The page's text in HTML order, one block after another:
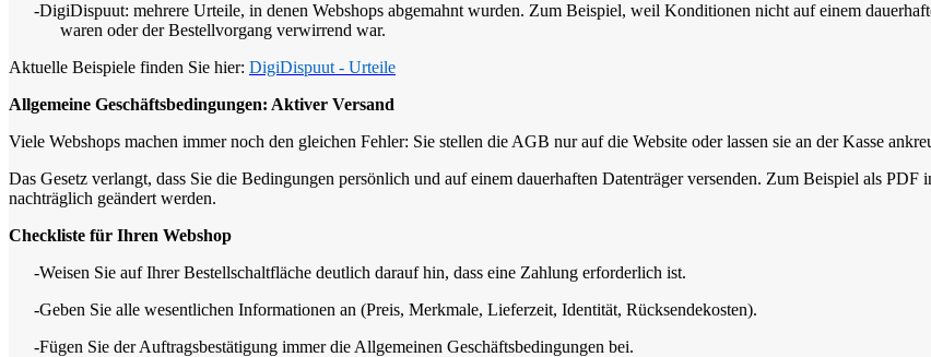
-DigiDispuut: mehrere Urteile, in denen Webshops abgemahnt wurden. Zum Beispiel, weil Konditionen nicht auf einem
waren oder der Bestellvorgang verwirrend war.
Aktuelle Beispiele finden Sie hier: DigiDispuut - Urteile
Allgemeine Geschäftsbedingungen: Aktiver Versand
Viele Webshops machen immer noch den gleichen Fehler: Sie stellen die AGB nur auf die Website oder lassen sie an der Kasse
Das Gesetz verlangt, dass Sie die Bedingungen persönlich und auf einem dauerhaften Datenträger versenden. Zum Beispiel als
nachträglich geändert werden.
Checkliste für Ihren Webshop
-Weisen Sie auf Ihrer Bestellschaltfläche deutlich darauf hin, dass eine Zahlung erforderlich ist.
-Geben Sie alle wesentlichen Informationen an (Preis, Merkmale, Lieferzeit, Identität, Rücksendekosten).
-Fügen Sie der Auftragsbestätigung immer die Allgemeinen Geschäftsbedingungen bei.